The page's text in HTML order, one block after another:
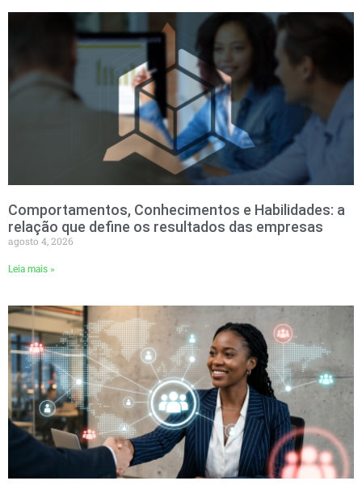
Comportamentos, Conhecimentos e Habilidades: a
relação que define os resultados das empresas
agosto 4, 2026
Leia mais »